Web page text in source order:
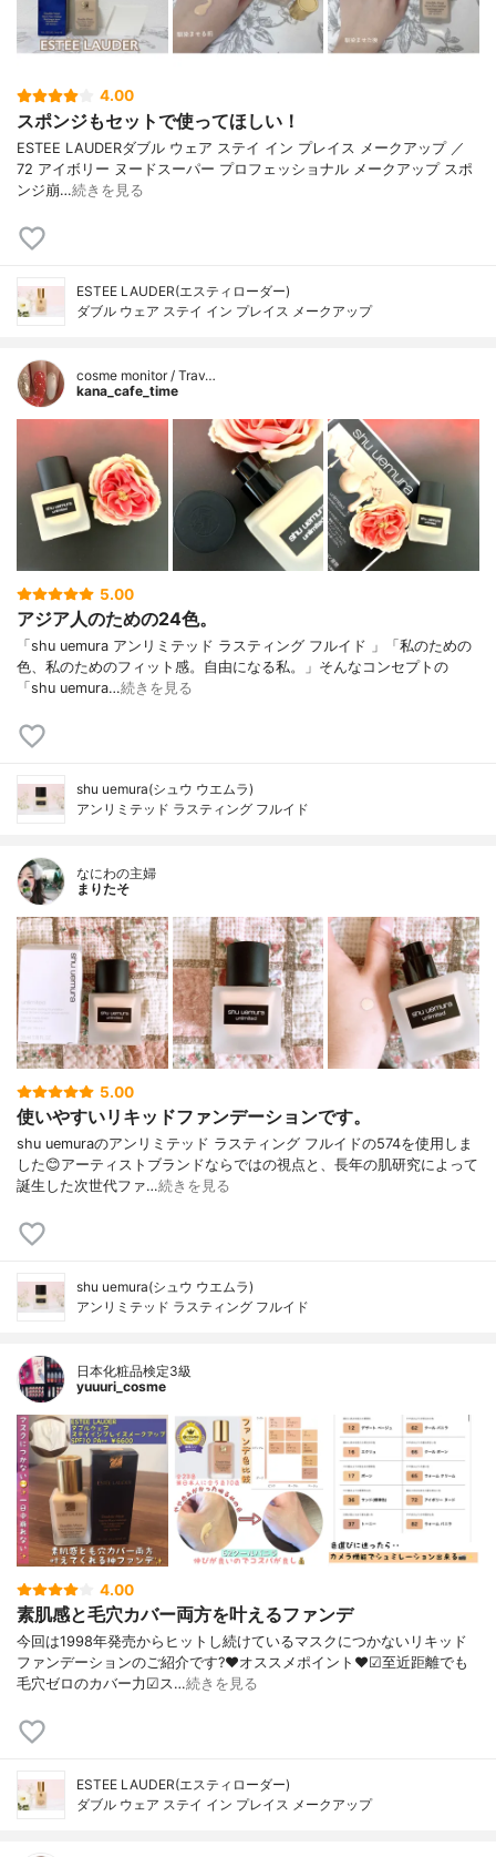
4.00
スポンジもセットで使ってほしい！
ESTEE LAUDERダブル ウェア ステイ イン プレイス メークアップ ／
72 アイボリー ヌードスーパー プロフェッショナル メークアップ スポ
ンジ崩…続きを見る
ESTEE LAUDER(エスティローダー)
ダブル ウェア ステイ イン プレイス メークアップ
cosme monitor / Trav…
kana_cafe_time
5.00
アジア人のための24色。
「shu uemura アンリミテッド ラスティング フルイド 」「私のための
色、私のためのフィット感。自由になる私。」そんなコンセプトの
「shu uemura…続きを見る
shu uemura(シュウ ウエムラ)
アンリミテッド ラスティング フルイド
なにわの主婦
まりたそ
5.00
使いやすいリキッドファンデーションです。
shu uemuraのアンリミテッド ラスティング フルイドの574を使用しま
した😊アーティストブランドならではの視点と、長年の肌研究によって
誕生した次世代ファ…続きを見る
shu uemura(シュウ ウエムラ)
アンリミテッド ラスティング フルイド
日本化粧品検定3級
yuuuri_cosme
4.00
素肌感と毛穴カバー両方を叶えるファンデ
今回は1998年発売からヒットし続けているマスクにつかないリキッド
ファンデーションのご紹介です?❤︎オススメポイント❤︎☑︎至近距離でも
毛穴ゼロのカバー力☑︎ス…続きを見る
ESTEE LAUDER(エスティローダー)
ダブル ウェア ステイ イン プレイス メークアップ